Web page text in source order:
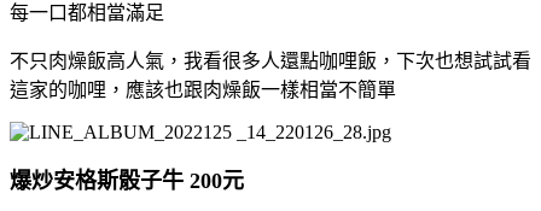
每一口都相當滿足
不只肉燥飯高人氣，我看很多人還點咖哩飯，下次也想試試看
這家的咖哩，應該也跟肉燥飯一樣相當不簡單
爆炒安格斯骰子牛 200元